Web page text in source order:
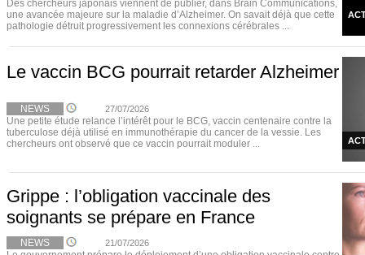
Des chercheurs japonais viennent de publier, dans Brain Communications,
une avancée majeure sur la maladie d’Alzheimer. On savait déjà que cette
pathologie détruit progressivement les connexions cérébrales ...
Le vaccin BCG pourrait retarder Alzheimer
NEWS 27/07/2026
Une petite étude relance l’intérêt pour le BCG, vaccin centenaire contre la
tuberculose déjà utilisé en immunothérapie du cancer de la vessie. Les
chercheurs ont observé que ce vaccin pourrait moduler ...
Grippe : l’obligation vaccinale des
soignants se prépare en France
NEWS 21/07/2026